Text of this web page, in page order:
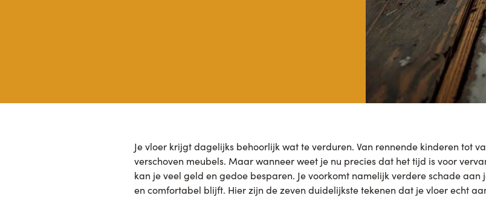
Je vloer krijgt dagelijks behoorlijk wat te verduren. Van rennende kinderen tot
verschoven meubels. Maar wanneer weet je nu precies dat het tijd is voor
kan je veel geld en gedoe besparen. Je voorkomt namelijk verdere schade
en comfortabel blijft. Hier zijn de zeven duidelijkste tekenen dat je vloer echt